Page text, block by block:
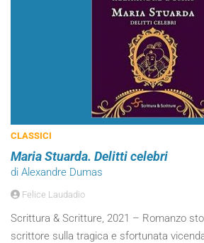
CLASSICI
Maria Stuarda. Delitti celebri
di Alexandre Dumas
Felice Laudadio
Scrittura & Scritture, 2021 – Romanzo
scrittore sulla tragica e sfortunata